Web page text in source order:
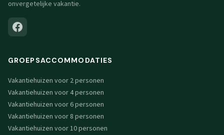
onvergetelijke vakantie.
GROEPSACCOMMODATIES
Vakantiehuizen voor 2 personen
Vakantiehuizen voor 4 personen
Vakantiehuizen voor 6 personen
Vakantiehuizen voor 8 personen
Vakantiehuizen voor 10 personen